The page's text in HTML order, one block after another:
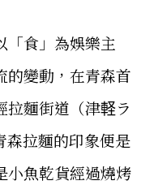
「食」為娛樂主
的變動，在青森首
拉麵街道（津軽ラ
森拉麵的印象便是
小魚乾貨經過燒烤